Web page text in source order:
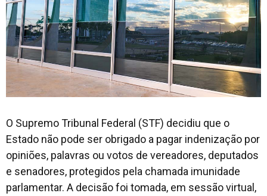
O Supremo Tribunal Federal (STF) decidiu que o
Estado não pode ser obrigado a pagar indenização por
opiniões, palavras ou votos de vereadores, deputados
e senadores, protegidos pela chamada imunidade
parlamentar. A decisão foi tomada, em sessão virtual,